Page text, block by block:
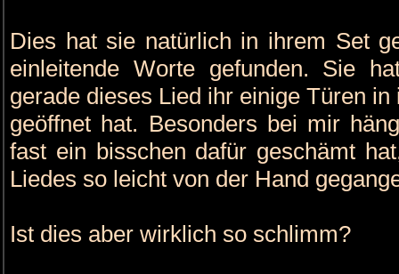
Dies hat sie natürlich in ihrem Set
einleitende Worte gefunden. Sie
gerade dieses Lied ihr einige Türen
geöffnet hat. Besonders bei mir
fast ein bisschen dafür geschämt
Liedes so leicht von der Hand
Ist dies aber wirklich so schlimm?